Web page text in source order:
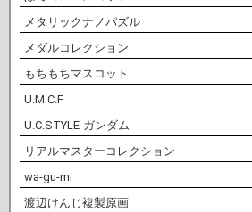
メタリックナノパズル
メダルコレクション
もちもちマスコット
U.M.C.F
U.C.STYLE-ガンダム-
リアルマスターコレクション
wa-gu-mi
渡辺けんじ複製原画